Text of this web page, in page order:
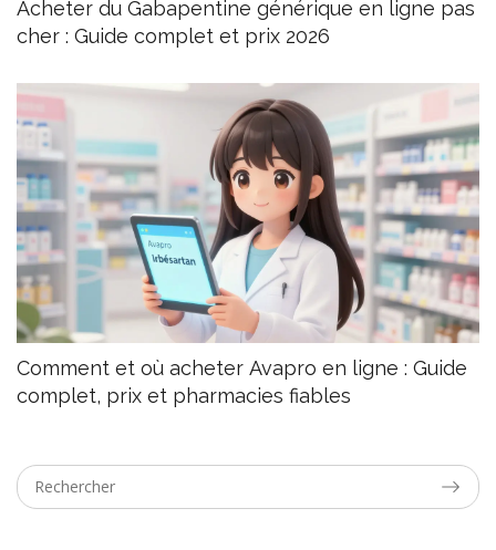
Acheter du Gabapentine générique en ligne pas
cher : Guide complet et prix 2026
Comment et où acheter Avapro en ligne : Guide
complet, prix et pharmacies fiables